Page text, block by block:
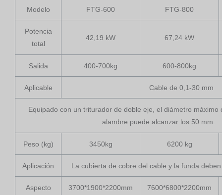
Modelo FTG-600 FTG-800
Potencia
total
42,19 kW 67,24 kW
Salida 400-700kg 600-800kg
Aplicable Cable de 0,1-30 mm
Equipado con un triturador de doble eje, el diámetro máximo
alambre puede alcanzar los 50 mm.
Peso (kg) 3450kg 6200 kg
Aplicación La cubierta de cobre del cable y la funda
Aspecto 3700*1900*2200mm 7600*6800*2200mm